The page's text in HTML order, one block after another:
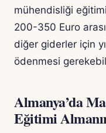
mühendisliği
200-350 Euro
diğer giderler için
ödenmesi
Almanya’da
Eğitimi